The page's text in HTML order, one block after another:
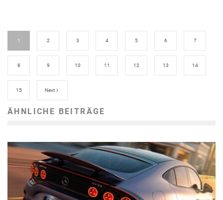
1 2 3 4 5 6 7
8 9 10 11 12 13 14
15 Next
ÄHNLICHE BEITRÄGE